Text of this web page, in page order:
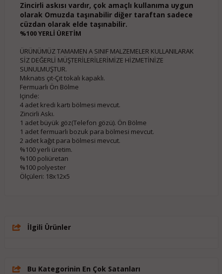
Zincirli askısı vardır, çok amaçlı kullanıma uygun
olarak Omuzda taşınabilir diğer taraftan sadece
cüzdan olarak elde taşınabilir.
%100 YERLİ ÜRETİM
ÜRÜNÜMÜZ TAMAMEN A SINIF MALZEMELER KULLANILARAK
SİZ DEĞERLİ MÜŞTERİLERİLERİMİZE HİZMETİNİZE
SUNULMUŞTUR.
Mıknatıs çıt-Çıt tokalı kapaklı.
Fermuarlı Ön Bölme
Içinde:
4 adet kredi kartı bölmesi mevcut.
Zincirli Askı.
1 adet büyük göz(Telefon gözü). Ön Bölme
1 adet fermuarlı bozuk para bölmesi mevcut.
2 adet kağıt para bölmesi mevcut.
%100 yerli üretim.
%100 poliüretan
%100 polyester
Ölçüleri: 18x12x5
İlgili Ürünler
Bu Kategorinin En Çok Satanları